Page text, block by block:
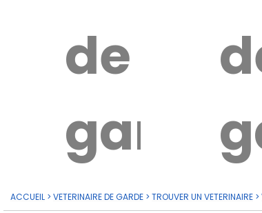
de
garde?
ACCUEIL > VETERINAIRE DE GARDE > TROUVER UN VETERINAIRE >